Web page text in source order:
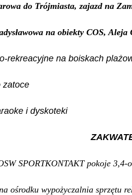
do Trójmiasta, zajazd na
na obiekty COS,
rekreacyjne na boiskach
zatoce
i dyskoteki
SPORTKONTAKT pokoje 3,4-
na ośrodku wypożyczalnia sprzętu